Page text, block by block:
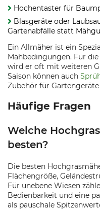
Hochentaster für
Blasgeräte oder
Gartenabfälle statt
Ein Allmäher ist ein
Mähbedingungen. Für
wird er oft mit weiteren
Saison können auch
Zubehör für
Häufige Fragen
Welche
besten?
Die besten
Flächengröße,
Für unebene Wiesen
Bedienbarkeit und eine
als pauschale